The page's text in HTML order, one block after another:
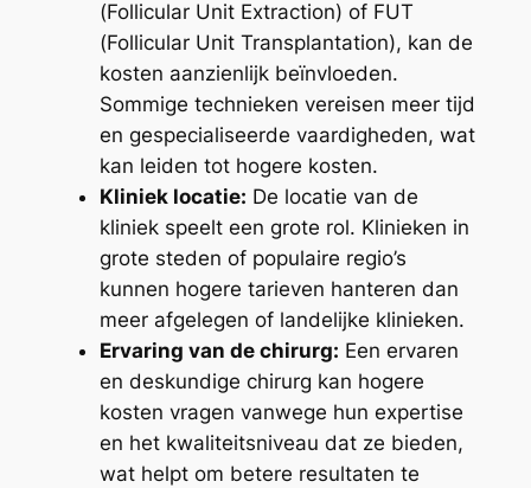
(Follicular Unit Extraction) of FUT
(Follicular Unit Transplantation), kan de
kosten aanzienlijk beïnvloeden.
Sommige technieken vereisen meer tijd
en gespecialiseerde vaardigheden, wat
kan leiden tot hogere kosten.
Kliniek locatie: De locatie van de
kliniek speelt een grote rol. Klinieken in
grote steden of populaire regio’s
kunnen hogere tarieven hanteren dan
meer afgelegen of landelijke klinieken.
Ervaring van de chirurg: Een ervaren
en deskundige chirurg kan hogere
kosten vragen vanwege hun expertise
en het kwaliteitsniveau dat ze bieden,
wat helpt om betere resultaten te